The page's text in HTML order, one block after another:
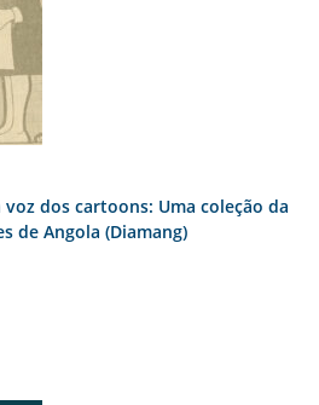
dos cartoons: Uma coleção da
de Angola (Diamang)